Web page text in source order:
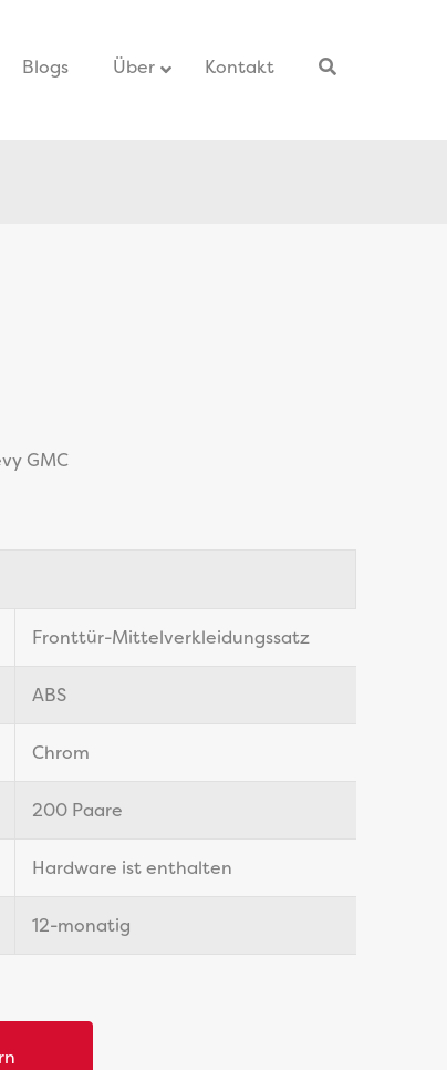
Blogs Über Kontakt
GMC
Fronttür-Mittelverkleidungssatz
ABS
Chrom
200 Paare
Hardware ist enthalten
12-monatig